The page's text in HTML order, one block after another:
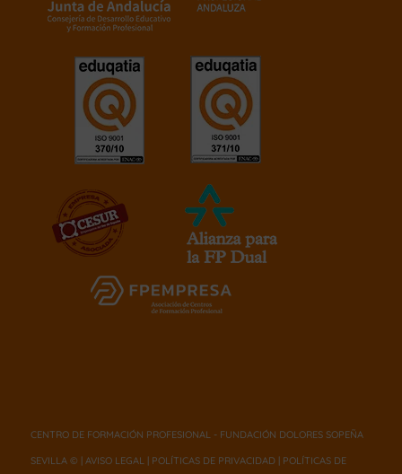
CENTRO DE FORMACIÓN PROFESIONAL - FUNDACIÓN DOLORES SOPEÑA
SEVILLA © | AVISO LEGAL| POLÍTICAS DE PRIVACIDAD| POLÍTICAS DE